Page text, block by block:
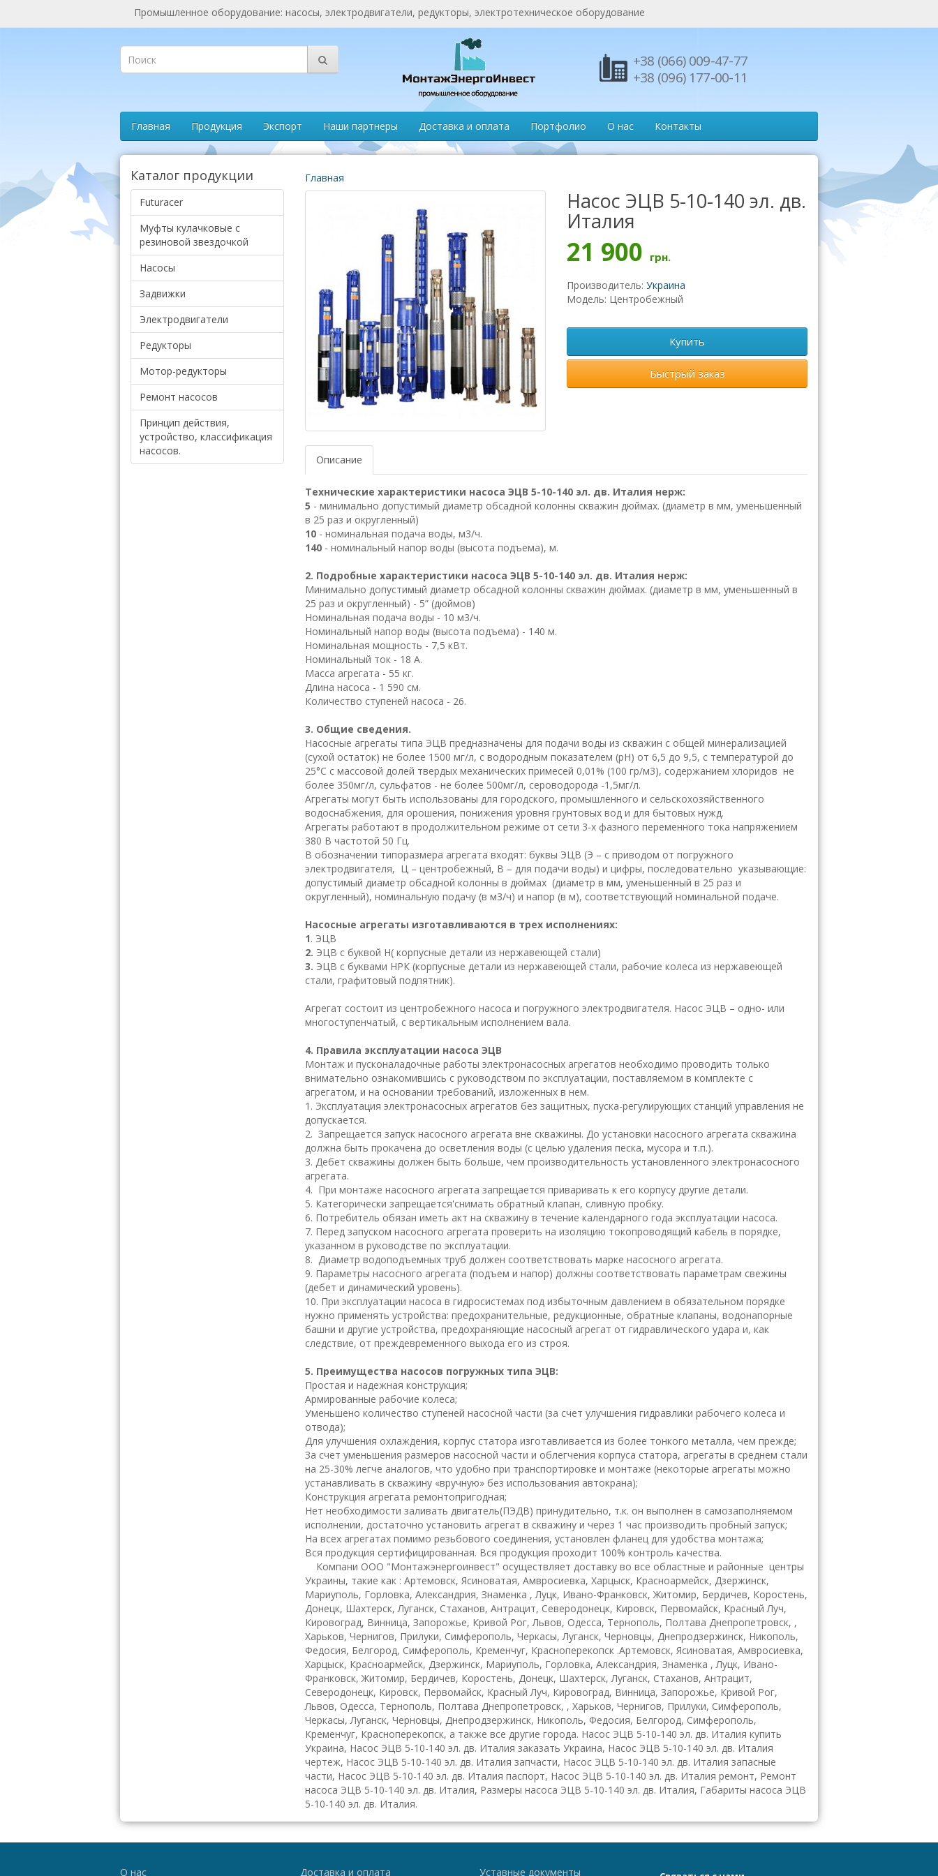
Промышленное оборудование: насосы, электродвигатели, редукторы, электротехническое оборудование
+38 (066) 009-47-77
+38 (096) 177-00-11
Главная Продукция Экспорт Наши партнеры Доставка и оплата Портфолио О нас Контакты
Каталог продукции
Futuracer
Муфты кулачковые с
резиновой звездочкой
Насосы
Задвижки
Электродвигатели
Редукторы
Мотор-редукторы
Ремонт насосов
Принцип действия,
устройство, классификация
насосов.
Главная
Насос ЭЦВ 5-10-140 эл. дв.
Италия
21 900 грн.
Производитель: Украина
Модель: Центробежный
Купить
Быстрый заказ
Описание
Технические характеристики насоса ЭЦВ 5-10-140 эл. дв. Италия нерж:
5 - минимально допустимый диаметр обсадной колонны скважин дюймах. (диаметр в мм, уменьшенный
в 25 раз и округленный)
10 - номинальная подача воды, м3/ч.
140 - номинальный напор воды (высота подъема), м.
2. Подробные характеристики насоса ЭЦВ 5-10-140 эл. дв. Италия нерж:
Минимально допустимый диаметр обсадной колонны скважин дюймах. (диаметр в мм, уменьшенный в
25 раз и округленный) - 5” (дюймов)
Номинальная подача воды - 10 м3/ч.
Номинальный напор воды (высота подъема) - 140 м.
Номинальная мощность - 7,5 кВт.
Номинальный ток - 18 А.
Масса агрегата - 55 кг.
Длина насоса - 1 590 см.
Количество ступеней насоса - 26.
3. Общие сведения.
Насосные агрегаты типа ЭЦВ предназначены для подачи воды из скважин с общей минерализацией
(сухой остаток) не более 1500 мг/л, с водородным показателем (рН) от 6,5 до 9,5, с температурой до
25°С с массовой долей твердых механических примесей 0,01% (100 гр/м3), содержанием хлоридов не
более 350мг/л, сульфатов - не более 500мг/л, сероводорода -1,5мг/л.
Агрегаты могут быть использованы для городского, промышленного и сельскохозяйственного
водоснабжения, для орошения, понижения уровня грунтовых вод и для бытовых нужд.
Агрегаты работают в продолжительном режиме от сети 3-х фазного переменного тока напряжением
380 В частотой 50 Гц.
В обозначении типоразмера агрегата входят: буквы ЭЦВ (Э – с приводом от погружного
электродвигателя, Ц – центробежный, В – для подачи воды) и цифры, последовательно указывающие:
допустимый диаметр обсадной колонны в дюймах (диаметр в мм, уменьшенный в 25 раз и
округленный), номинальную подачу (в м3/ч) и напор (в м), соответствующий номинальной подаче.
Насосные агрегаты изготавливаются в трех исполнениях:
1. ЭЦВ
2. ЭЦВ с буквой Н( корпусные детали из нержавеющей стали)
3. ЭЦВ с буквами НРК (корпусные детали из нержавеющей стали, рабочие колеса из нержавеющей
стали, графитовый подпятник).
Агрегат состоит из центробежного насоса и погружного электродвигателя. Насос ЭЦВ – одно- или
многоступенчатый, с вертикальным исполнением вала.
4. Правила эксплуатации насоса ЭЦВ
Монтаж и пусконаладочные работы электронасосных агрегатов необходимо проводить только
внимательно ознакомившись с руководством по эксплуатации, поставляемом в комплекте с
агрегатом, и на основании требований, изложенных в нем.
1. Эксплуатация электронасосных агрегатов без защитных, пуска-регулирующих станций управления не
допускается.
2. Запрещается запуск насосного агрегата вне скважины. До установки насосного агрегата скважина
должна быть прокачена до осветления воды (с целью удаления песка, мусора и т.п.).
3. Дебет скважины должен быть больше, чем производительность установленного электронасосного
агрегата.
4. При монтаже насосного агрегата запрещается приваривать к его корпусу другие детали.
5. Категорически запрещается'снимать обратный клапан, сливную пробку.
6. Потребитель обязан иметь акт на скважину в течение календарного года эксплуатации насоса.
7. Перед запуском насосного агрегата проверить на изоляцию токопроводящий кабель в порядке,
указанном в руководстве по эксплуатации.
8. Диаметр водоподъемных труб должен соответствовать марке насосного агрегата.
9. Параметры насосного агрегата (подъем и напор) должны соответствовать параметрам свежины
(дебет и динамический уровень).
10. При эксплуатации насоса в гидросистемах под избыточным давлением в обязательном порядке
нужно применять устройства: предохранительные, редукционные, обратные клапаны, водонапорные
башни и другие устройства, предохраняющие насосный агрегат от гидравлического удара и, как
следствие, от преждевременного выхода его из строя.
5. Преимущества насосов погружных типа ЭЦВ:
Простая и надежная конструкция;
Армированные рабочие колеса;
Уменьшено количество ступеней насосной части (за счет улучшения гидравлики рабочего колеса и
отвода);
Для улучшения охлаждения, корпус статора изготавливается из более тонкого металла, чем прежде;
За счет уменьшения размеров насосной части и облегчения корпуса статора, агрегаты в среднем стали
на 25-30% легче аналогов, что удобно при транспортировке и монтаже (некоторые агрегаты можно
устанавливать в скважину «вручную» без использования автокрана);
Конструкция агрегата ремонтопригодная;
Нет необходимости заливать двигатель(ПЭДВ) принудительно, т.к. он выполнен в самозаполняемом
исполнении, достаточно установить агрегат в скважину и через 1 час производить пробный запуск;
На всех агрегатах помимо резьбового соединения, установлен фланец для удобства монтажа;
Вся продукция сертифицированная. Вся продукция проходит 100% контроль качества.
Компани ООО "Монтажэнергоинвест" осуществляет доставку во все областные и районные центры
Украины, такие как : Артемовск, Ясиноватая, Амвросиевка, Харцыск, Красноармейск, Дзержинск,
Мариуполь, Горловка, Александрия, Знаменка , Луцк, Ивано-Франковск, Житомир, Бердичев, Коростень,
Донецк, Шахтерск, Луганск, Стаханов, Антрацит, Северодонецк, Кировск, Первомайск, Красный Луч,
Кировоград, Винница, Запорожье, Кривой Рог, Львов, Одесса, Тернополь, Полтава Днепропетровск, ,
Харьков, Чернигов, Прилуки, Симферополь, Черкасы, Луганск, Черновцы, Днепродзержинск, Никополь,
Федосия, Белгород, Симферополь, Кременчуг, Красноперекопск .Артемовск, Ясиноватая, Амвросиевка,
Харцыск, Красноармейск, Дзержинск, Мариуполь, Горловка, Александрия, Знаменка , Луцк, Ивано-
Франковск, Житомир, Бердичев, Коростень, Донецк, Шахтерск, Луганск, Стаханов, Антрацит,
Северодонецк, Кировск, Первомайск, Красный Луч, Кировоград, Винница, Запорожье, Кривой Рог,
Львов, Одесса, Тернополь, Полтава Днепропетровск, , Харьков, Чернигов, Прилуки, Симферополь,
Черкасы, Луганск, Черновцы, Днепродзержинск, Никополь, Федосия, Белгород, Симферополь,
Кременчуг, Красноперекопск, а также все другие города. Насос ЭЦВ 5-10-140 эл. дв. Италия купить
Украина, Насос ЭЦВ 5-10-140 эл. дв. Италия заказать Украина, Насос ЭЦВ 5-10-140 эл. дв. Италия
чертеж, Насос ЭЦВ 5-10-140 эл. дв. Италия запчасти, Насос ЭЦВ 5-10-140 эл. дв. Италия запасные
части, Насос ЭЦВ 5-10-140 эл. дв. Италия паспорт, Насос ЭЦВ 5-10-140 эл. дв. Италия ремонт, Ремонт
насоса ЭЦВ 5-10-140 эл. дв. Италия, Размеры насоса ЭЦВ 5-10-140 эл. дв. Италия, Габариты насоса ЭЦВ
5-10-140 эл. дв. Италия.
О нас Доставка и оплата Уставные документы